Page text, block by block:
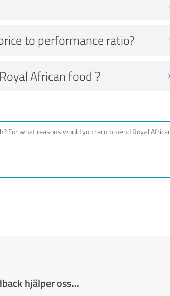
to performance ratio?
African food ?
hjälper oss...